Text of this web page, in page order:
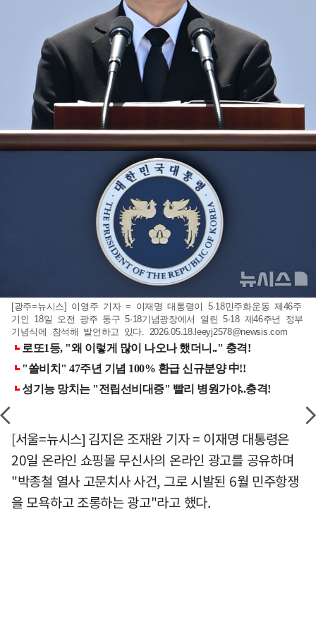
[광주=뉴시스] 이영주 기자 = 이재명 대통령이 5·18민주화운동 제46주
기인 18일 오전 광주 동구 5·18기념광장에서 열린 5·18 제46주년 정부
기념식에 참석해 발언하고 있다. 2026.05.18.leeyj2578@newsis.com
[서울=뉴시스] 김지은 조재완 기자 = 이재명 대통령은
20일 온라인 쇼핑몰 무신사의 온라인 광고를 공유하며
"박종철 열사 고문치사 사건, 그로 시발된 6월 민주항쟁
을 모욕하고 조롱하는 광고"라고 했다.